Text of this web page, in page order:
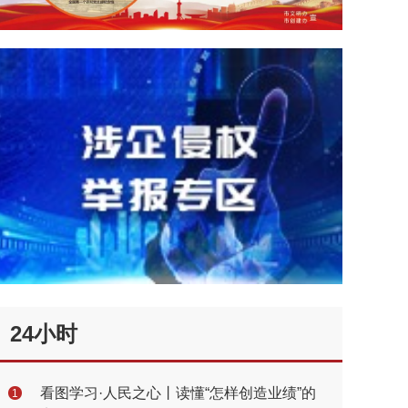
24小时
1
看图学习·人民之心丨读懂“怎样创造业绩”的